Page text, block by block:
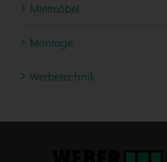
Mietmöbel
Montage
Werbetechnik